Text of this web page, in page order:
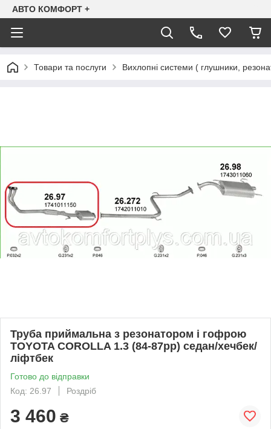
АВТО КОМФОРТ +
Товари та послуги Вихлопні системи ( глушники,
Труба приймальна з резонатором і гофрою
TOYOTA COROLLA 1.3 (84-87рр) седан/хечбек/
ліфтбек
Готово до відправки
Код: 26.97
Роздріб
3 460 ₴